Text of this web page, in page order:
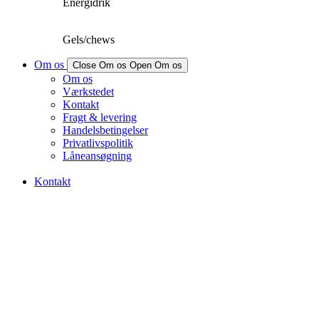
Energidrik
Gels/chews
Om os Close Om os Open Om os
Om os
Værkstedet
Kontakt
Fragt & levering
Handelsbetingelser
Privatlivspolitik
Låneansøgning
Kontakt